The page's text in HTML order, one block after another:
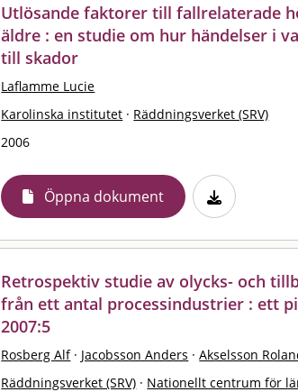
Utlösande faktorer till fallrelaterade
äldre : en studie om hur händelser i
till skador
Laflamme Lucie
Karolinska institutet · Räddningsverket (SRV)
2006
Öppna dokument
Retrospektiv studie av olycks- och
från ett antal processindustrier : ett
2007:5
Rosberg Alf · Jacobsson Anders · Akselsson
Räddningsverket (SRV) · Nationellt centrum för